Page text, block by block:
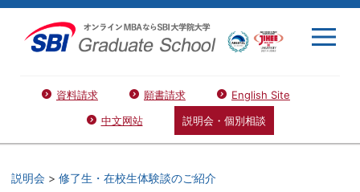
資料請求 願書請求
English Site
中文网站
説明会・個別相談
説明会 > 修了生・在校生体験談のご紹介